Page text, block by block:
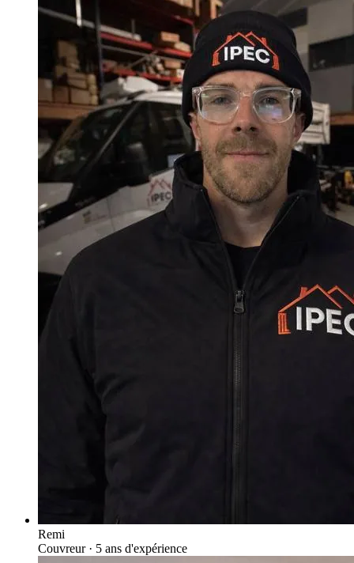
Remi
Couvreur · 5 ans d'expérience